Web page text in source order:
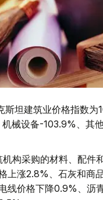
斯坦建筑业价格指数为
械设备-103.9%、其
构采购的材料、配件
上涨2.8%、石灰和商
线价格下降0.9%、沥